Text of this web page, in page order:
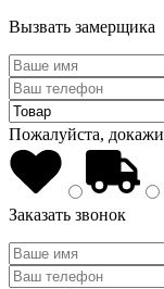
Вызвать замерщика
Пожалуйста,
Заказать звонок